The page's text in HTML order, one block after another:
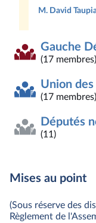
M. David
Gauche
(17 membres)
Union
(17 membres)
Députés
(11)
Mises au point
(Sous réserve des
Règlement de